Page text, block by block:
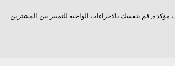
قم بنفسك بالاجراءات الواجبة للتمييز بين المشترين